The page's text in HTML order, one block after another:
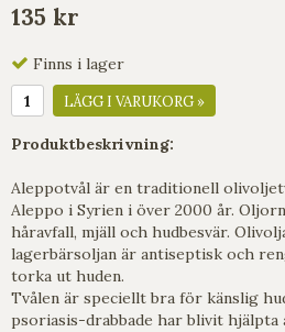
135 kr
Finns i lager
LÄGG I VARUKORG »
Produktbeskrivning:
Aleppotvål är en traditionell
Aleppo i Syrien i över 2000 år.
håravfall, mjäll och hudbesvär.
lagerbärsoljan är antiseptisk och
torka ut huden.
Tvålen är speciellt bra för känslig
psoriasis-drabbade har blivit hjälpta